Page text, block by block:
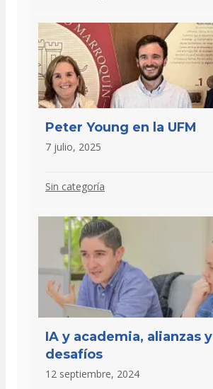
Peter Young en la UFM
7 julio, 2025
Sin categoría
IA y academia, alianzas y
desafíos
12 septiembre, 2024